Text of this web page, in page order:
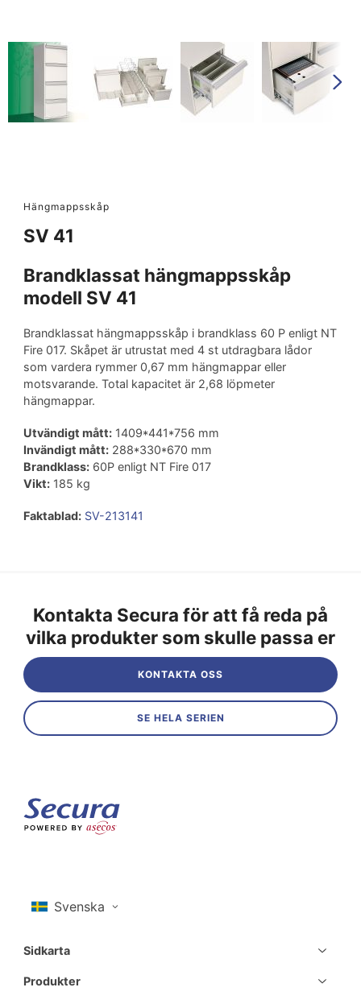
Hängmappsskåp
SV 41
Brandklassat hängmappsskåp
modell SV 41
Brandklassat hängmappsskåp i brandklass 60 P enligt NT
Fire 017. Skåpet är utrustat med 4 st utdragbara lådor
som vardera rymmer 0,67 mm hängmappar eller
motsvarande. Total kapacitet är 2,68 löpmeter
hängmappar.
Utvändigt mått:1409*441*756 mm
Invändigt mått:288*330*670 mm
Brandklass:60P enligt NT Fire 017
Vikt:185 kg
Faktablad:SV-213141
Kontakta Secura för att få reda på
vilka produkter som skulle passa er
KONTAKTA OSS
SE HELA SERIEN
Sidkarta
Produkter